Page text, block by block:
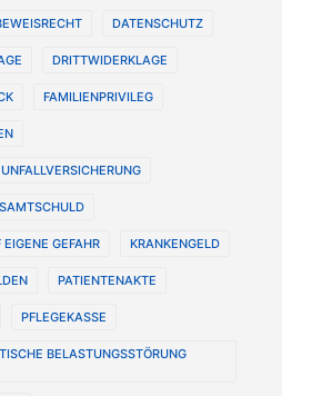
DATENSCHUTZ
DRITTWIDERKLAGE
FAMILIENPRIVILEG
GEFAHR KRANKENGELD
PATIENTENAKTE
PFLEGEKASSE
BELASTUNGSSTÖRUNG